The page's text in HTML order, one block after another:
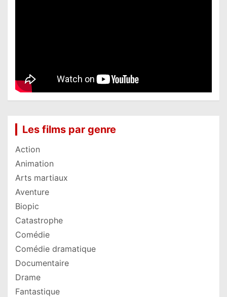
Les films par genre
Action
Animation
Arts martiaux
Aventure
Biopic
Catastrophe
Comédie
Comédie dramatique
Documentaire
Drame
Fantastique